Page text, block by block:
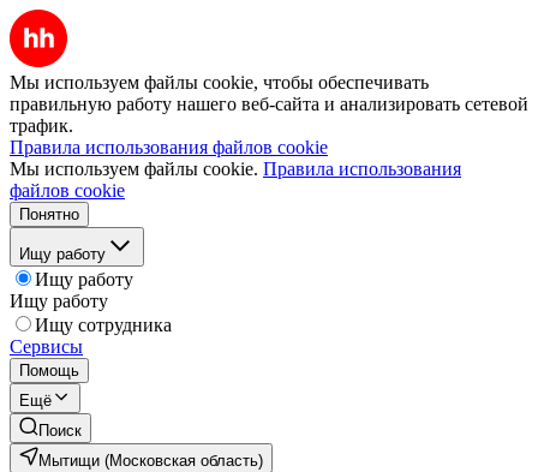
Мы используем файлы cookie, чтобы обеспечивать
правильную работу нашего веб-сайта и анализировать сетевой
трафик.
Правила использования файлов cookie
Мы используем файлы cookie. Правила использования
файлов cookie
Понятно
Ищу работу
Ищу работу
Ищу работу
Ищу сотрудника
Сервисы
Помощь
Ещё
Поиск
Мытищи (Московская область)